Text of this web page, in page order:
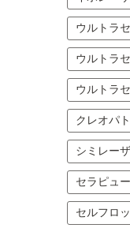
ウルトラ
ウルトラ
ウルトラ
クレオパ
シミレー
セラピュ
セルフロ